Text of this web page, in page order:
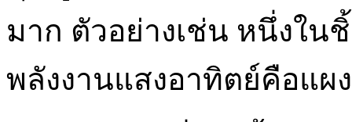
มาก ตัวอย่างเช่น หนึ่งใ
พลังงานแสงอาทิตย์คือแผ